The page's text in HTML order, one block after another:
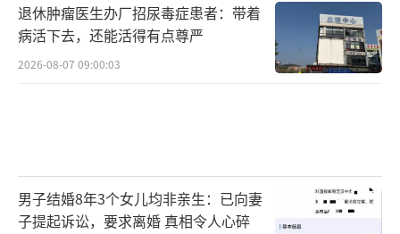
退休肿瘤医生办厂招尿毒症患者：带着
病活下去，还能活得有点尊严
2026-08-07 09:00:03
男子结婚8年3个女儿均非亲生：已向妻
子提起诉讼，要求离婚 真相令人心碎